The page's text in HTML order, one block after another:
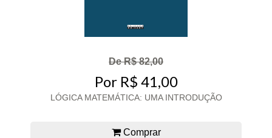
De R$ 82,00
Por R$ 41,00
LÓGICA MATEMÁTICA: UMA INTRODUÇÃO
Comprar